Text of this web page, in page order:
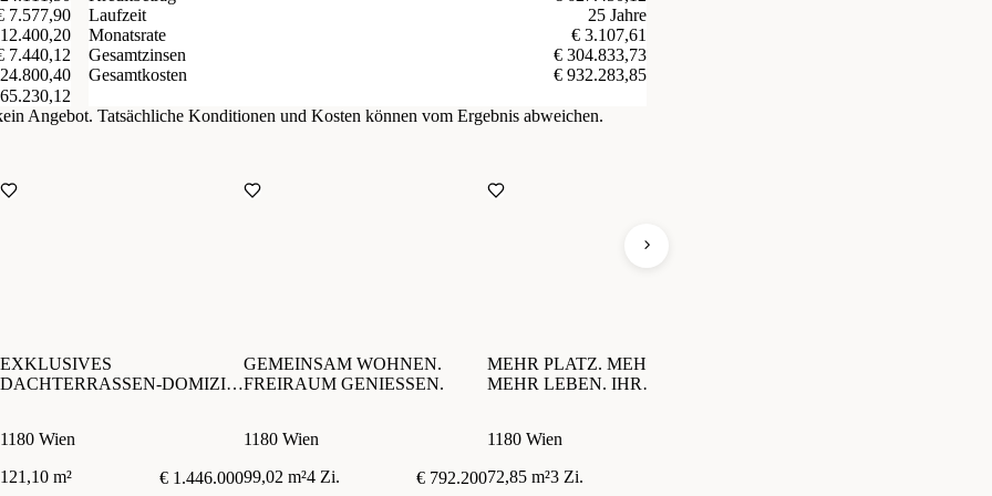
7.577,90
7.440,12
Laufzeit
25 Jahre
Monatsrate
€ 3.107,61
Gesamtzinsen
€ 304.833,73
Gesamtkosten
€ 932.283,85
Angebot. Tatsächliche Konditionen und Kosten können vom Ergebnis abweichen.
EXKLUSIVES
DACHTERRASSEN-DOMIZIL
1180 Wien
121,10 m²
€ 1.446.000
GEMEINSAM WOHNEN.
FREIRAUM GENIESSEN.
1180 Wien
99,02 m²4 Zi. € 792.200
MEHR PLATZ. MEHR GRÜN.
MEHR LEBEN. IHR
1180 Wien
72,85 m²3 Zi.